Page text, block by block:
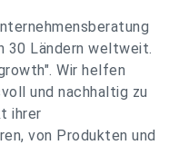
30 Ländern weltweit.
Wir helfen
und nachhaltig zu
ihrer
von Produkten und